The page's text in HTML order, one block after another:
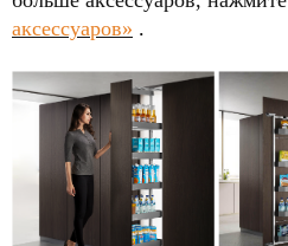
аксессуаров» .